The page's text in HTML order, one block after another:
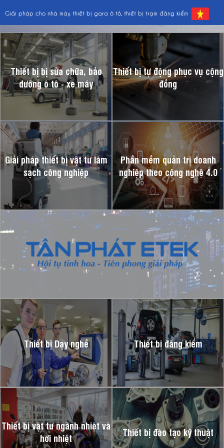
Giải pháp cho nhà máy, thiết bị gara ô tô, thiết bị trạm đăng kiểm
Thiết bị bị sửa chữa, bảo
dưỡng ô tô - xe máy
Thiết bị tự động phục vụ cộng
đồng
Giải pháp thiết bị vật tư làm
sạch công nghiệp
Phần mềm quản trị doanh
nghiệp theo công nghệ 4.0
Thiết bị Dạy nghề Thiết bị đăng kiểm
Thiết bị vật tư ngành nhiệt và
hơi nhiệt
Thiết bị đào tạo kỹ thuật